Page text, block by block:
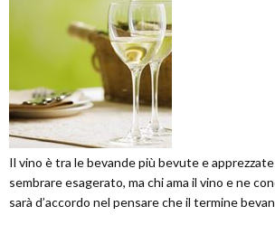
Il vino è tra le bevande più bevute e
sembrare esagerato, ma chi ama il vino e ne
sarà d’accordo nel pensare che il termine